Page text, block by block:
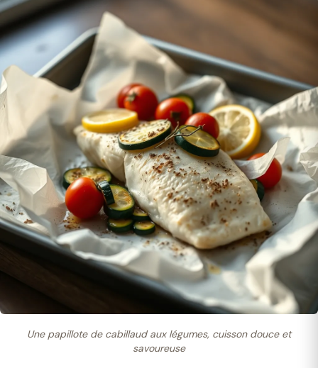
Une papillote de cabillaud aux légumes, cuisson douce et
savoureuse